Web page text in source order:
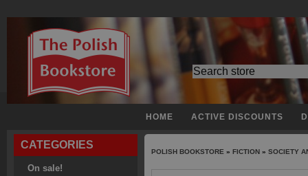
HOME ACTIVE DISCOUNTS
CATEGORIES
On sale!
POLISH BOOKSTORE » FICTION » SOCIETY